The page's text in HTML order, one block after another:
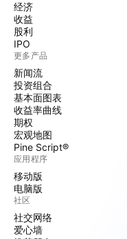
经济
收益
股利
IPO
更多产品
新闻流
投资组合
基本面图表
收益率曲线
期权
宏观地图
Pine Script®
应用程序
移动版
电脑版
社区
社交网络
爱心墙